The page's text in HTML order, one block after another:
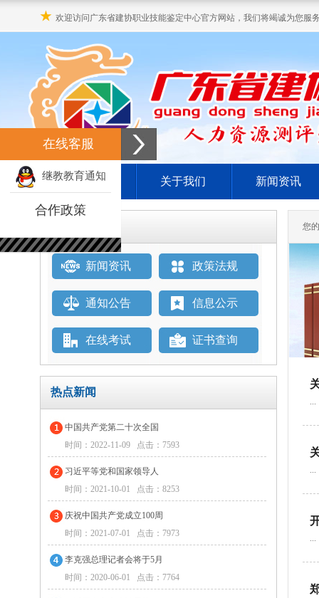
★ 欢迎访问广东省建协职业技能鉴定中心官方网站，我们将竭诚为您
网站首页 关于我们 新闻资讯
新闻资讯 政策法规
通知公告 信息公示
在线考试 证书查询
热点新闻
中国共产党第二十次全国
时间：2022-11-09 点击：7593
习近平等党和国家领导人
时间：2021-10-01 点击：8253
庆祝中国共产党成立100周
时间：2021-07-01 点击：7973
李克强总理记者会将于5月
时间：2020-06-01 点击：7764
您
...
...
...
在线客服
继教教育通知
合作政策